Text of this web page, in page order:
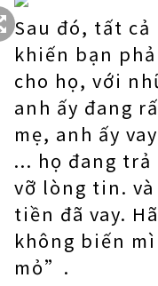
Sau đó, tất cả
khiến bạn
cho họ, với
anh ấy đang
mẹ, anh ấy
... họ đang
vỡ lòng tin.
tiền đã vay.
không biến
mỏ”.